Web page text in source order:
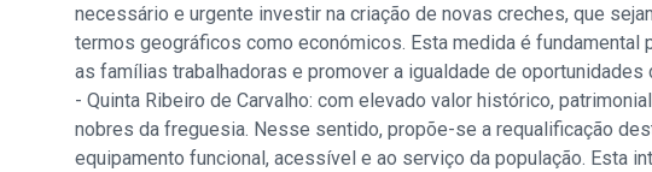
necessário e urgente investir na criação de novas creches, que
termos geográficos como económicos. Esta medida é fundamental
as famílias trabalhadoras e promover a igualdade de
- Quinta Ribeiro de Carvalho: com elevado valor histórico,
nobres da freguesia. Nesse sentido, propõe-se a requalificação
equipamento funcional, acessível e ao serviço da população. Esta